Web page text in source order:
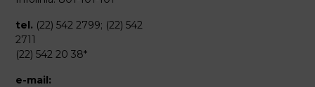
tel. (22) 542 2799; (22) 542
2711
(22) 542 20 38*
e-mail: